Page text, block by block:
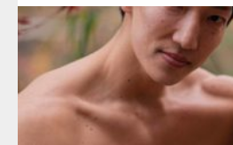
Update:
Category:紅葉とマッチョ kaichan